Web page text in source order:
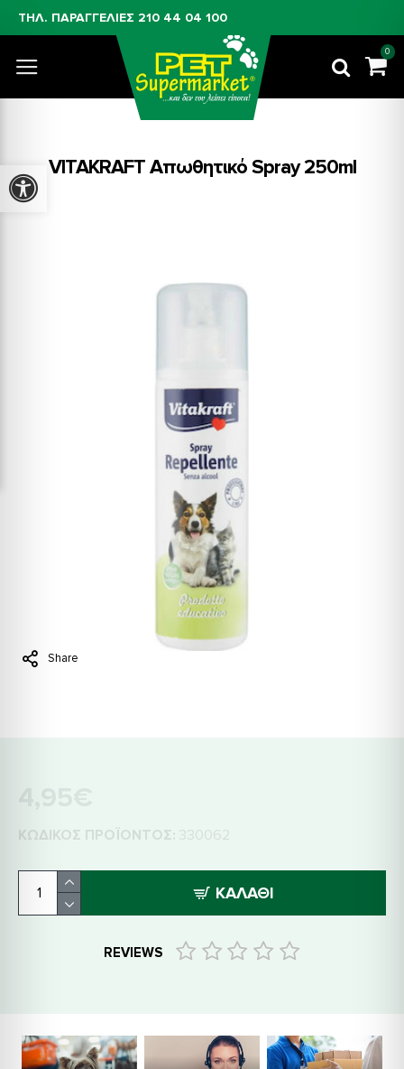
ΤΗΛ. ΠΑΡΑΓΓΕΛΙΕΣ 210 44 04 100
0
VITAKRAFT Απωθητικό Spray 250ml
Share
ΚΩΔΙΚΌΣ ΠΡΟΪΌΝΤΟΣ: 330062
ΚΑΛΆΘΙ
REVIEWS
Προσβασιμότητα